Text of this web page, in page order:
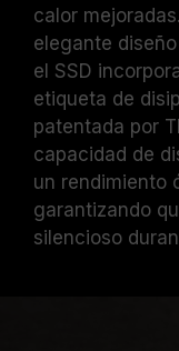
calor
elegante
el SSD
etiqueta de
patentada por
capacidad de
un rendimiento
garantizando
silencioso